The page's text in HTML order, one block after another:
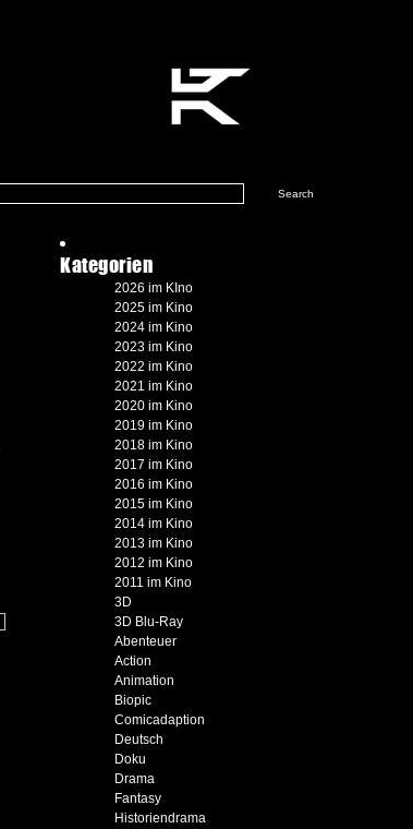
Kategorien
2026 im KIno
2025 im Kino
2024 im Kino
2023 im Kino
2022 im Kino
2021 im Kino
2020 im Kino
2019 im Kino
2018 im Kino
2017 im Kino
2016 im Kino
2015 im Kino
2014 im Kino
2013 im Kino
2012 im Kino
2011 im Kino
3D
3D Blu-Ray
Abenteuer
Action
Animation
Biopic
Comicadaption
Deutsch
Doku
Drama
Fantasy
Historiendrama